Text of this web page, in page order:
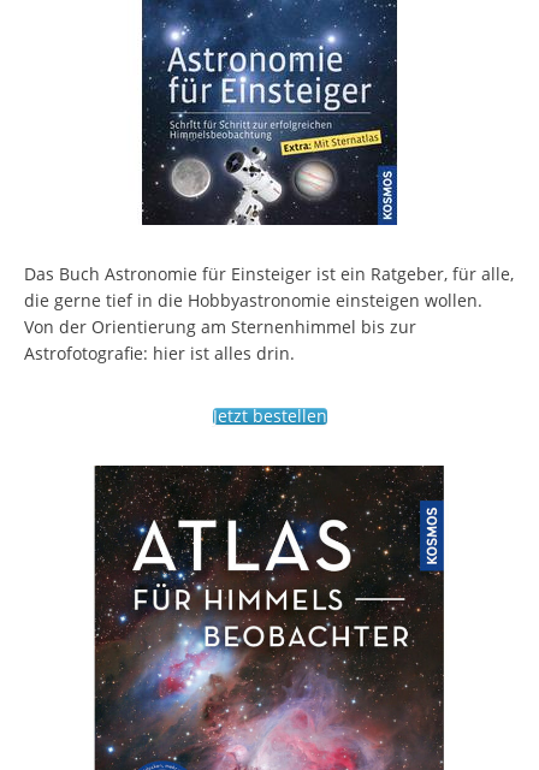
Das Buch Astronomie für Einsteiger ist ein Ratgeber, für alle,
die gerne tief in die Hobbyastronomie einsteigen wollen.
Von der Orientierung am Sternenhimmel bis zur
Astrofotografie: hier ist alles drin.
Jetzt bestellen